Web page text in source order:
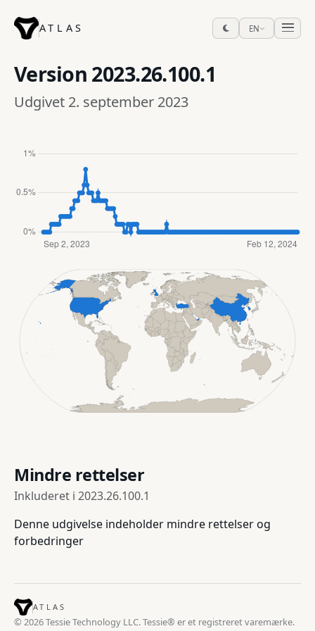
ATLAS EN
Version 2023.26.100.1
Udgivet 2. september 2023
Mindre rettelser
Inkluderet i 2023.26.100.1
Denne udgivelse indeholder mindre rettelser og
forbedringer
ATLAS
© 2026 Tessie Technology LLC. Tessie® er et registreret varemærke.